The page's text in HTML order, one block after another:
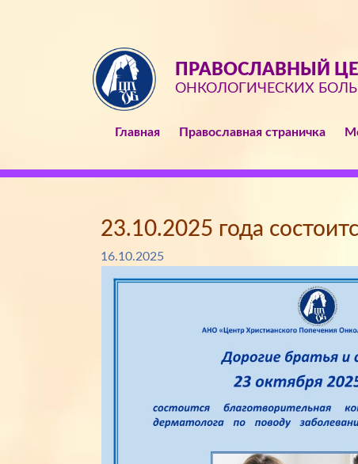
ПРАВОСЛАВНЫЙ
ОНКОЛОГИЧЕСКИХ
Главная Православная страничка
23.10.2025 года
16.10.2025